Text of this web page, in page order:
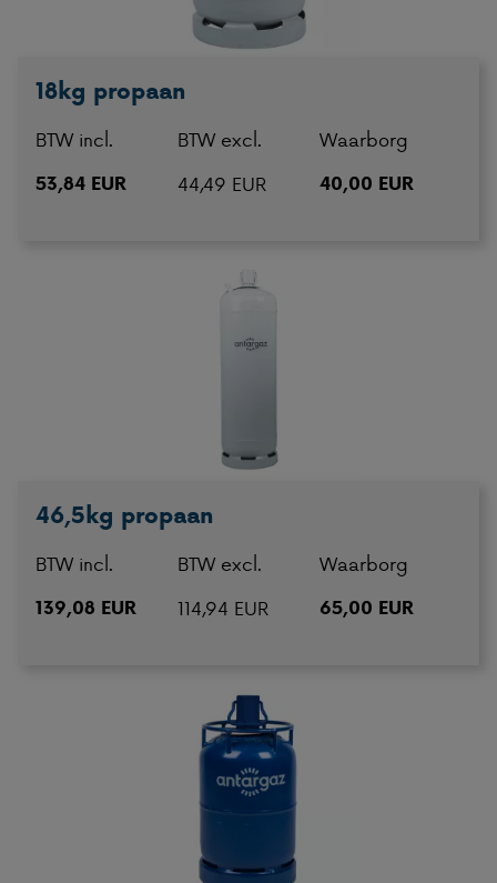
18kg propaan
BTW incl.
53,84 EUR
BTW excl.
44,49 EUR
Waarborg
40,00 EUR
46,5kg propaan
BTW incl.
139,08 EUR
BTW excl.
114,94 EUR
Waarborg
65,00 EUR